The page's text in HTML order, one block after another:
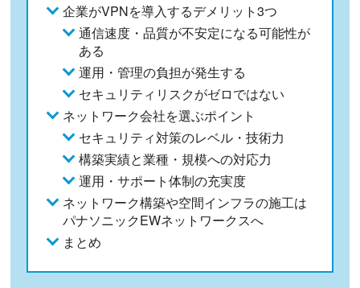
企業がVPNを導入するデメリット3つ
通信速度・品質が不安定になる可能性が
ある
運用・管理の負担が発生する
セキュリティリスクがゼロではない
ネットワーク会社を選ぶポイント
セキュリティ対策のレベル・技術力
構築実績と業種・規模への対応力
運用・サポート体制の充実度
ネットワーク構築や空間インフラの施工は
パナソニックEWネットワークスへ
まとめ